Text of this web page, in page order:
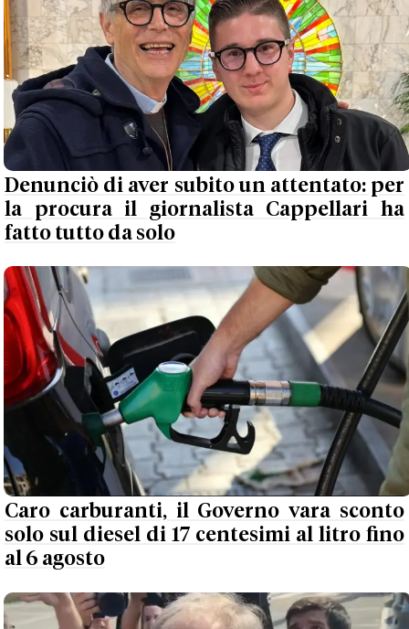
Denunciò di aver subito un attentato: per
la procura il giornalista Cappellari ha
fatto tutto da solo
Caro carburanti, il Governo vara sconto
solo sul diesel di 17 centesimi al litro fino
al 6 agosto